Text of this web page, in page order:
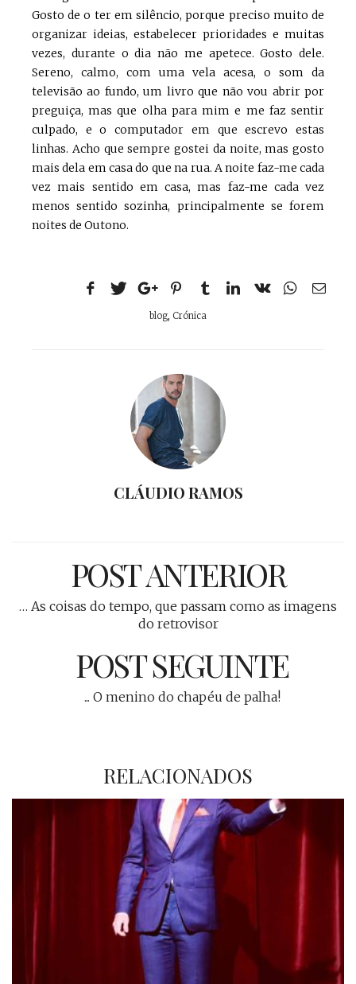
Gosto de o ter em silêncio, porque preciso muito de
organizar ideias, estabelecer prioridades e muitas
vezes, durante o dia não me apetece. Gosto dele.
Sereno, calmo, com uma vela acesa, o som da
televisão ao fundo, um livro que não vou abrir por
preguiça, mas que olha para mim e me faz sentir
culpado, e o computador em que escrevo estas
linhas. Acho que sempre gostei da noite, mas gosto
mais dela em casa do que na rua. A noite faz-me cada
vez mais sentido em casa, mas faz-me cada vez
menos sentido sozinha, principalmente se forem
noites de Outono.
blog Crónica
CLÁUDIO RAMOS
POST ANTERIOR
… As coisas do tempo, que passam como as imagens
do retrovisor
POST SEGUINTE
... O menino do chapéu de palha!
RELACIONADOS